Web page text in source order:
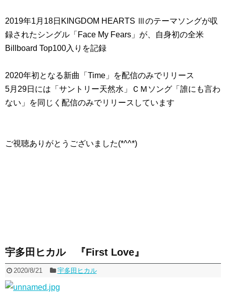
2019年1月18日KINGDOM HEARTS Ⅲのテーマソングが収
録されたシングル「Face My Fears」が、自身初の全米
Billboard Top100入りを記録
2020年初となる新曲「Time」を配信のみでリリース
5月29日には「サントリー天然水」ＣＭソング「誰にも言わ
ない」を同じく配信のみでリリースしています
ご視聴ありがとうございました(*^^*)
宇多田ヒカル 『First Love』
2020/8/21 宇多田ヒカル